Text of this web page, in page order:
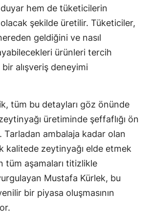
hem de tüketicilerin
şekilde üretilir. Tüketiciler,
geldiğini ve nasıl
ürünleri tercih
bir alışveriş deneyimi
tüm bu detayları göz önünde
üretiminde şeffaflığı ön
Tarladan ambalaja kadar olan
kalitede zeytinyağı elde etmek
tüm aşamaları titizlikle
Mustafa Kürlek, bu
bir piyasa oluşmasının